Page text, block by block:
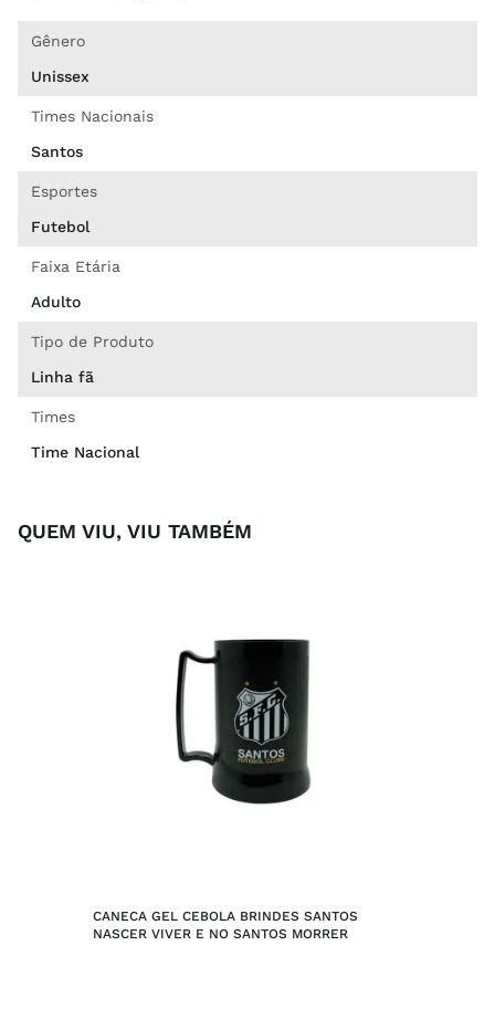
Gênero
Unissex
Times Nacionais
Santos
Esportes
Futebol
Faixa Etária
Adulto
Tipo de Produto
Linha fã
Times
Time Nacional
QUEM VIU, VIU TAMBÉM
CANECA GEL CEBOLA BRINDES SANTOS
NASCER VIVER E NO SANTOS MORRER